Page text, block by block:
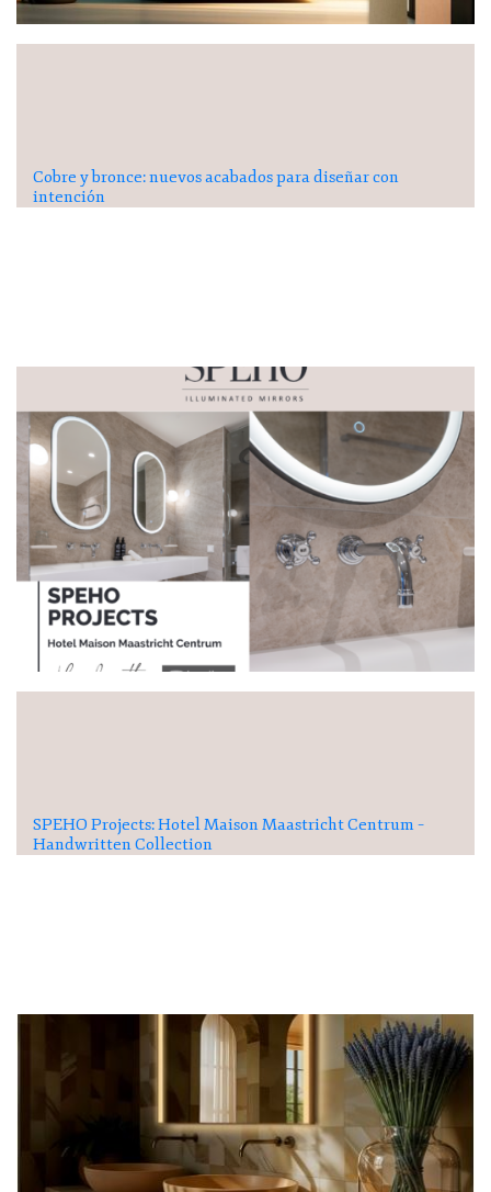
Cobre y bronce: nuevos acabados para diseñar con
intención
SPEHO Projects: Hotel Maison Maastricht Centrum –
Handwritten Collection